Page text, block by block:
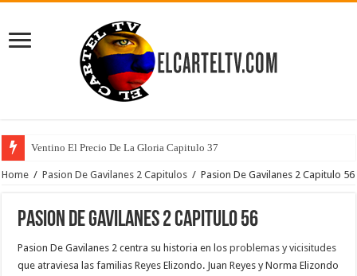
Ventino El Precio De La Gloria Capitulo 37
Home / Pasion De Gavilanes 2 Capitulos / Pasion De Gavilanes 2 Capitulo 56
Pasion De Gavilanes 2 Capitulo 56
Pasion De Gavilanes 2 centra su historia en losproblemas y vicisitudes
que atraviesa las familias Reyes Elizondo. Juan Reyes y Norma Elizondo